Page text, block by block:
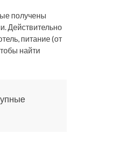
получены
Действительно
питание (от
найти